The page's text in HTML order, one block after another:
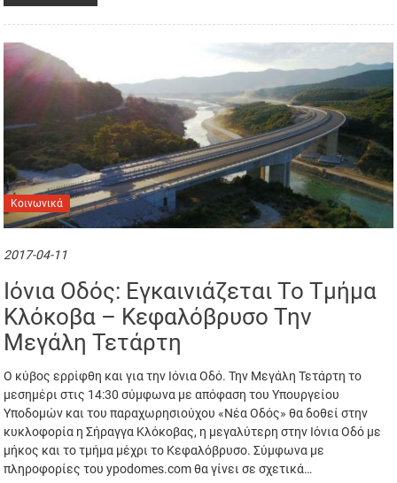
Κοινωνικά
2017-04-11
Ιόνια Οδός: Εγκαινιάζεται Το Τμήμα
Κλόκοβα – Κεφαλόβρυσο Την
Μεγάλη Τετάρτη
Ο κύβος ερρίφθη και για την Ιόνια Οδό. Την Μεγάλη Τετάρτη το
μεσημέρι στις 14:30 σύμφωνα με απόφαση του Υπουργείου
Υποδομών και του παραχωρησιούχου «Νέα Οδός» θα δοθεί στην
κυκλοφορία η Σήραγγα Κλόκοβας, η μεγαλύτερη στην Ιόνια Οδό με
μήκος και το τμήμα μέχρι το Κεφαλόβρυσο. Σύμφωνα με
πληροφορίες του ypodomes.com θα γίνει σε σχετικά…